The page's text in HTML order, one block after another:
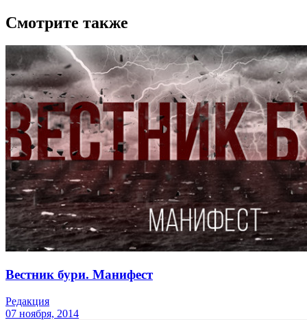
Смотрите также
Вестник бури. Манифест
Редакция
07 ноября, 2014